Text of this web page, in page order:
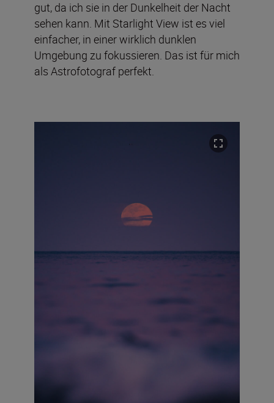
gut, da ich sie in der Dunkelheit der Nacht
sehen kann. Mit Starlight View ist es viel
einfacher, in einer wirklich dunklen
Umgebung zu fokussieren. Das ist für mich
als Astrofotograf perfekt.